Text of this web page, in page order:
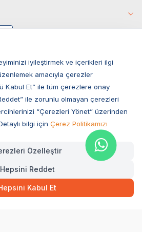
Sorulan Sorular
No:13 Başiskele / KOCAELİ
iyileştirmek ve içerikleri ilgi
amacıyla çerezler
Kabul Et” ile tüm çerezlere onay
ile zorunlu olmayan çerezleri
“Çerezleri Yönet” üzerinden
bilgi için Çerez Politikamızı
Özelleştir
Hepsini Reddet
Kabul Et